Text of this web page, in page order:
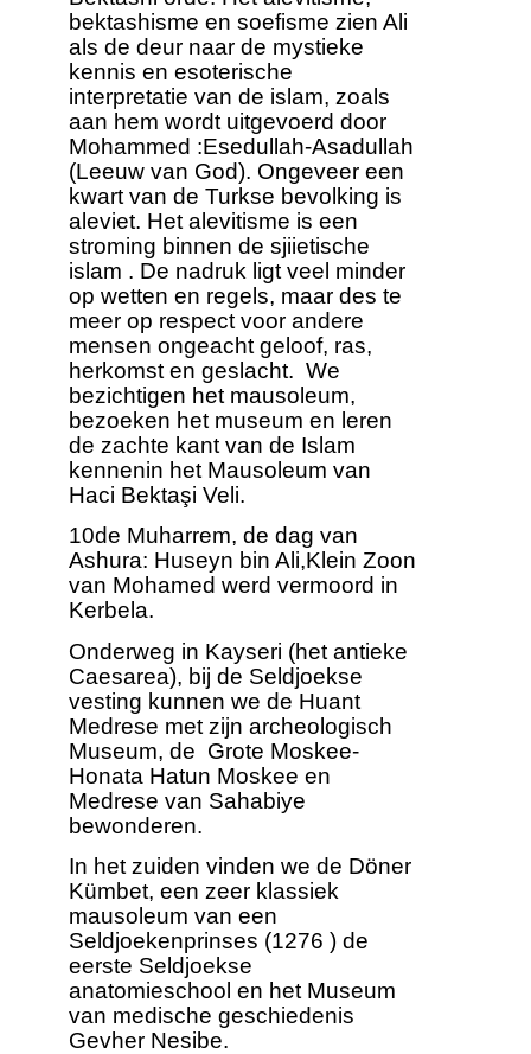
bektashisme en soefisme zien Ali
als de deur naar de mystieke
kennis en esoterische
interpretatie van de islam, zoals
aan hem wordt uitgevoerd door
Mohammed :Esedullah-Asadullah
(Leeuw van God). Ongeveer een
kwart van de Turkse bevolking is
aleviet. Het alevitisme is een
stroming binnen de sjiietische
islam . De nadruk ligt veel minder
op wetten en regels, maar des te
meer op respect voor andere
mensen ongeacht geloof, ras,
herkomst en geslacht. We
bezichtigen het mausoleum,
bezoeken het museum en leren
de zachte kant van de Islam
kennenin het Mausoleum van
Haci Bektaşi Veli.
10de Muharrem, de dag van
Ashura: Huseyn bin Ali,Klein Zoon
van Mohamed werd vermoord in
Kerbela.
Onderweg in Kayseri (het antieke
Caesarea), bij de Seldjoekse
vesting kunnen we de Huant
Medrese met zijn archeologisch
Museum, de Grote Moskee-
Honata Hatun Moskee en
Medrese van Sahabiye
bewonderen.
In het zuiden vinden we de Döner
Kümbet, een zeer klassiek
mausoleum van een
Seldjoekenprinses (1276 ) de
eerste Seldjoekse
anatomieschool en het Museum
van medische geschiedenis
Gevher Nesibe.